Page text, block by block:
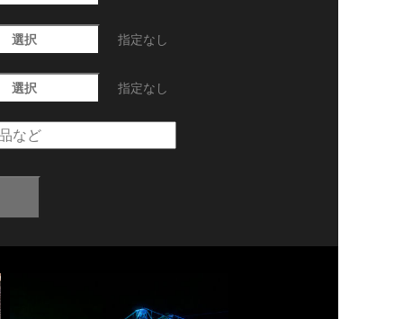
選択 指定なし
選択 指定なし